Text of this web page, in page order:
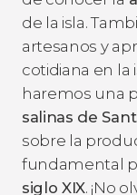
de la isla.
artesanos y
cotidiana en la
haremos una
salinas de
sobre la
fundamental
siglo XIX. ¡No